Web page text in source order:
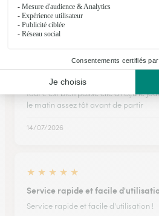
04/01/2026
★
tout c est bien passe elle a reçu le…
tout c est bien passe elle a reçu le
le matin assez tôt avant de partir
14/07/2026
★ ★ ★ ★ ★
Service rapide et facile
Service rapide et facile d'utilisation !